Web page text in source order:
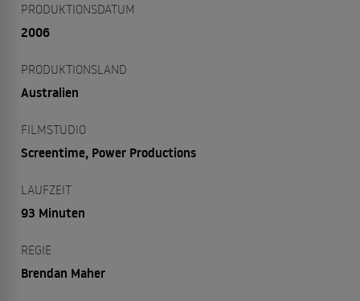
PRODUKTIONSDATUM
2006
PRODUKTIONSLAND
Australien
FILMSTUDIO
Screentime, Power Productions
LAUFZEIT
93 Minuten
REGIE
Brendan Maher